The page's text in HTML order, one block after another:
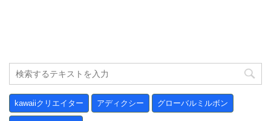
kawaiiクリエイター アディクシー グローバルミルボン